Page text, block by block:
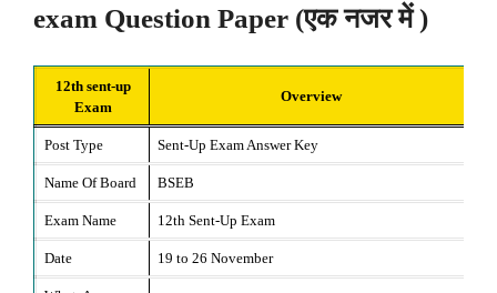
exam Question Paper (एक नजर में )
12th sent-up
Exam
Overview
Post Type Sent-Up Exam Answer Key
Name Of Board BSEB
Exam Name 12th Sent-Up Exam
Date 19 to 26 November